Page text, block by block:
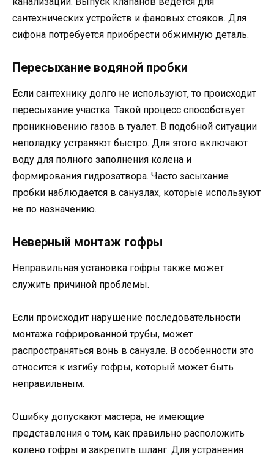
сантехнических устройств и фановых стояков. Для
сифона потребуется приобрести обжимную деталь.
Пересыхание водяной пробки
Если сантехнику долго не используют, то происходит
пересыхание участка. Такой процесс способствует
проникновению газов в туалет. В подобной ситуации
неполадку устраняют быстро. Для этого включают
воду для полного заполнения колена и
формирования гидрозатвора. Часто засыхание
пробки наблюдается в санузлах, которые используют
не по назначению.
Неверный монтаж гофры
Неправильная установка гофры также может
служить причиной проблемы.
Если происходит нарушение последовательности
монтажа гофрированной трубы, может
распространяться вонь в санузле. В особенности это
относится к изгибу гофры, который может быть
неправильным.
Ошибку допускают мастера, не имеющие
представления о том, как правильно расположить
колено гофры и закрепить шланг. Для устранения